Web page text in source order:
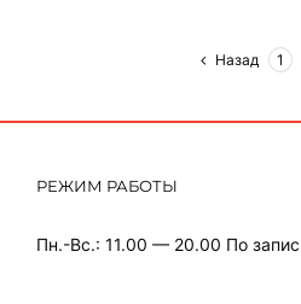
Назад 1
РЕЖИМ РАБОТЫ
Пн.-Вс.: 11.00 — 20.00 По